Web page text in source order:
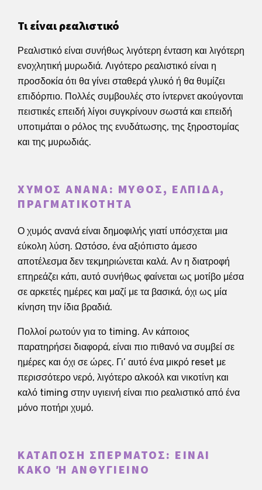
Τι είναι ρεαλιστικό
Ρεαλιστικό είναι συνήθως λιγότερη ένταση και λιγότερη
ενοχλητική μυρωδιά. Λιγότερο ρεαλιστικό είναι η
προσδοκία ότι θα γίνει σταθερά γλυκό ή θα θυμίζει
επιδόρπιο. Πολλές συμβουλές στο ίντερνετ ακούγονται
πειστικές επειδή λίγοι συγκρίνουν σωστά και επειδή
υποτιμάται ο ρόλος της ενυδάτωσης, της ξηροστομίας
και της μυρωδιάς.
ΧΥΜΌΣ ΑΝΑΝΆ: ΜΎΘΟΣ, ΕΛΠΊΔΑ,
ΠΡΑΓΜΑΤΙΚΌΤΗΤΑ
Ο χυμός ανανά είναι δημοφιλής γιατί υπόσχεται μια
εύκολη λύση. Ωστόσο, ένα αξιόπιστο άμεσο
αποτέλεσμα δεν τεκμηριώνεται καλά. Αν η διατροφή
επηρεάζει κάτι, αυτό συνήθως φαίνεται ως μοτίβο μέσα
σε αρκετές ημέρες και μαζί με τα βασικά, όχι ως μία
κίνηση την ίδια βραδιά.
Πολλοί ρωτούν για το timing. Αν κάποιος
παρατηρήσει διαφορά, είναι πιο πιθανό να συμβεί σε
ημέρες και όχι σε ώρες. Γι’ αυτό ένα μικρό reset με
περισσότερο νερό, λιγότερο αλκοόλ και νικοτίνη και
καλό timing στην υγιεινή είναι πιο ρεαλιστικό από ένα
μόνο ποτήρι χυμό.
ΚΑΤΆΠΟΣΗ ΣΠΈΡΜΑΤΟΣ: ΕΊΝΑΙ
ΚΑΚΌ Ή ΑΝΘΥΓΙΕΙΝΌ